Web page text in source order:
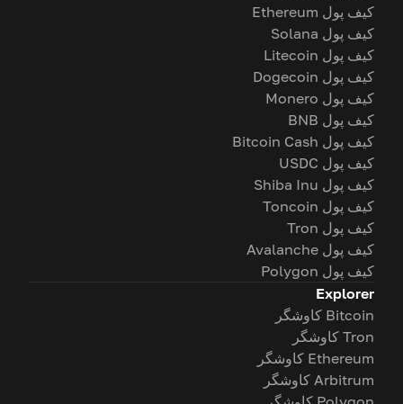
کیف پول Ethereum
کیف پول Solana
کیف پول Litecoin
کیف پول Dogecoin
کیف پول Monero
کیف پول BNB
کیف پول Bitcoin Cash
کیف پول USDC
کیف پول Shiba Inu
کیف پول Toncoin
کیف پول Tron
کیف پول Avalanche
کیف پول Polygon
Explorer
Bitcoin کاوشگر
Tron کاوشگر
Ethereum کاوشگر
Arbitrum کاوشگر